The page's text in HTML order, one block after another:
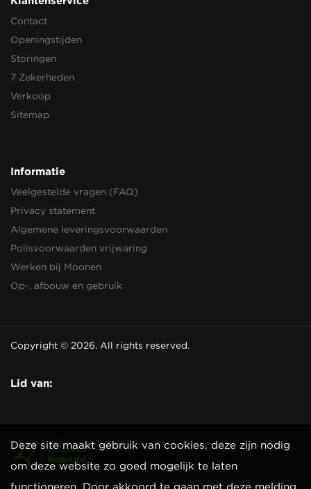
Deze site maakt gebruik van cookies, deze zijn nodig
om deze website zo goed mogelijk te laten
Contact
Openingstijden
Storingen
7 Zekerheden
Verkoop
Sitemap
Informatie
Veelgestelde vragen (FAQ)
Privacy statement
Algemene leveringsvoorwaarden
Polisvoorwaarden vrijwaring
Werken bij Moonen
Op-, afbouw en gebruik
Copyright © 2026. All rights reserved.
Lid van: